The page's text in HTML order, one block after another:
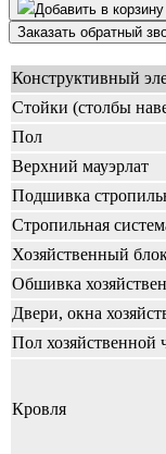
Добавить в корзину
Заказать обратный
Конструктивный
Стойки (столбы
Пол
Верхний мауэрлат
Подшивка
Стропильная
Хозяйственный
Обшивка
Двери, окна
Пол хозяйственной
Кровля